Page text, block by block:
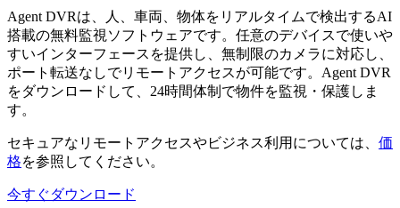
Agent DVRは、人、車両、物体をリアルタイムで検出するAI
搭載の無料監視ソフトウェアです。任意のデバイスで使いや
すいインターフェースを提供し、無制限のカメラに対応し、
ポート転送なしでリモートアクセスが可能です。Agent DVR
をダウンロードして、24時間体制で物件を監視・保護しま
す。
セキュアなリモートアクセスやビジネス利用については、 価
格を参照してください。
今すぐダウンロード